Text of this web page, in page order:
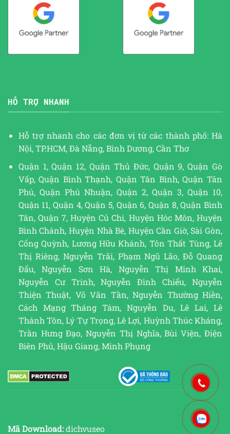
HỖ TRỢ NHANH
Hỗ trợ nhanh cho các đơn vị từ các thành phố: Hà
Nội, TP.HCM, Đà Nẵng, Bình Dương, Cần Thơ
Quận 1, Quận 12, Quận Thủ Đức, Quận 9, Quận Gò
Vấp, Quận Bình Thạnh, Quận Tân Bình, Quận Tân
Phú, Quận Phú Nhuận, Quận 2, Quận 3, Quận 10,
Quận 11, Quận 4, Quận 5, Quận 6, Quận 8, Quận Bình
Tân, Quận 7, Huyện Củ Chi, Huyện Hóc Môn, Huyện
Bình Chánh, Huyện Nhà Bè, Huyện Cần Giờ, Sài Gòn,
Cống Quỳnh, Lương Hữu Khánh, Tôn Thất Tùng, Lê
Thị Riêng, Nguyễn Trãi, Phạm Ngũ Lão, Đỗ Quang
Đẩu, Nguyễn Sơn Hà, Nguyễn Thị Minh Khai,
Nguyễn Cư Trinh, Nguyễn Đình Chiểu, Nguyễn
Thiện Thuật, Võ Văn Tần, Nguyễn Thường Hiền,
Cách Mạng Tháng Tám, Nguyễn Du, Lê Lai, Lê
Thánh Tôn, Lý Tự Trọng, Lê Lợi, Huỳnh Thúc Kháng,
Trần Hưng Đạo, Nguyễn Thị Nghĩa, Bùi Viện, Điện
Biên Phủ, Hậu Giang, Minh Phụng
Mã Download:dichvuseo